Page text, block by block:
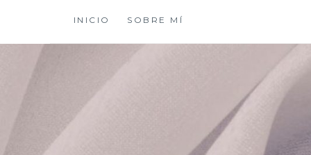
contenido
INICIO SOBRE MÍ
XIOMY